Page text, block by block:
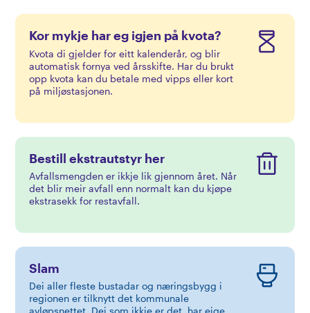
Privat Bedrift
Kor mykje har eg igjen på kvota?
Kvota di gjelder for eitt kalenderår, og blir
automatisk fornya ved årsskifte. Har du brukt
opp kvota kan du betale med vipps eller kort
på miljøstasjonen.
Bestill ekstrautstyr her
Avfallsmengden er ikkje lik gjennom året. Når
det blir meir avfall enn normalt kan du kjøpe
ekstrasekk for restavfall.
Slam
Dei aller fleste bustadar og næringsbygg i
regionen er tilknytt det kommunale